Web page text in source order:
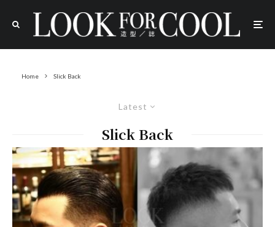
Home Slick Back
Latest
Slick Back